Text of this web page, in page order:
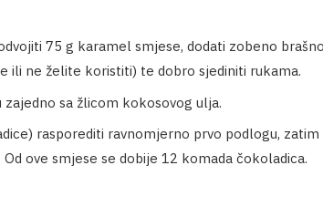
75 g karamel smjese, dodati zobeno
ili ne želite koristiti) te dobro sjediniti rukama.
sa žlicom kokosovog ulja.
rasporediti ravnomjerno prvo podlogu, zatim
ove smjese se dobije 12 komada čokoladica.